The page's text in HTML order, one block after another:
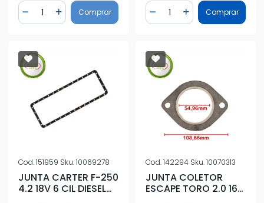
Diminuir Quantidade
Quantidade
Adicionar Quantidade
Comprar Diminuir Quantidade
Quantidade
AdicionarComprar
Cod.151959 Sku.10069278
JUNTA CARTER F-250
4.2 18V 6 CIL DIESEL
Cod.142294 Sku.10070313
JUNTA COLETOR
ESCAPE TORO 2.0 16V